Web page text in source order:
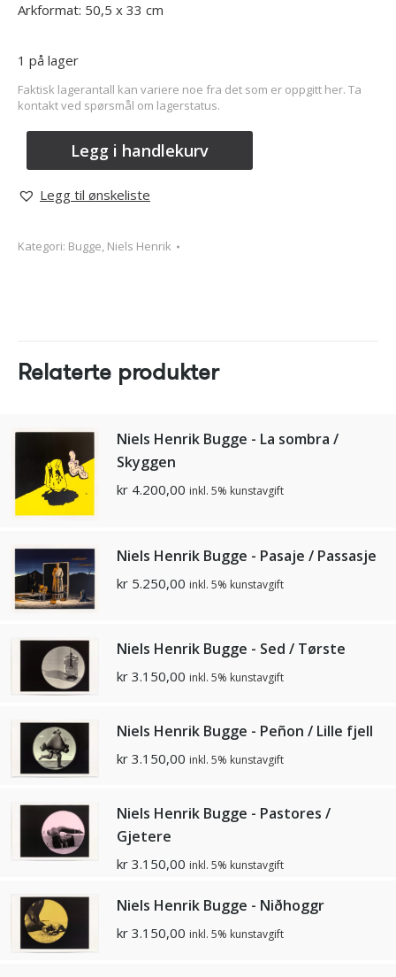
Arkformat: 50,5 x 33 cm
1 på lager
Faktisk lagerantall kan variere noe fra det som er oppgitt her. Ta
kontakt ved spørsmål om lagerstatus.
Legg i handlekurv
Legg til ønskeliste
Kategori: Bugge, Niels Henrik
Relaterte produkter
Niels Henrik Bugge - La sombra /
Skyggen
kr 4.200,00 inkl. 5% kunstavgift
Niels Henrik Bugge - Pasaje / Passasje
kr 5.250,00 inkl. 5% kunstavgift
Niels Henrik Bugge - Sed / Tørste
kr 3.150,00 inkl. 5% kunstavgift
Niels Henrik Bugge - Peñon / Lille fjell
kr 3.150,00 inkl. 5% kunstavgift
Niels Henrik Bugge - Pastores /
Gjetere
kr 3.150,00 inkl. 5% kunstavgift
Niels Henrik Bugge - Niðhoggr
kr 3.150,00 inkl. 5% kunstavgift